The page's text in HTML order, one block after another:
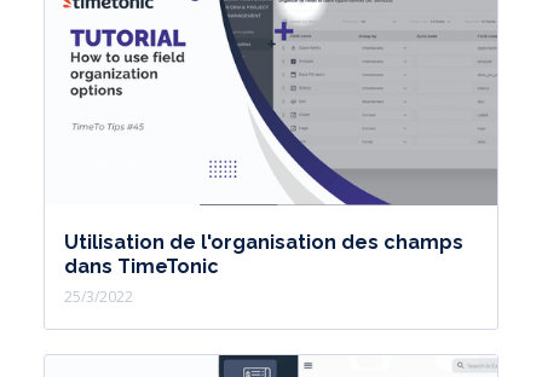
Utilisation de l'organisation des champs
dans TimeTonic
25/3/2022